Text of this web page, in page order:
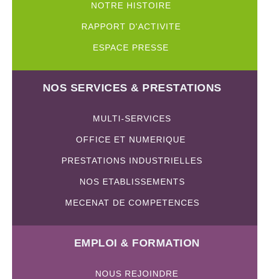
NOTRE HISTOIRE
RAPPORT D'ACTIVITE
ESPACE PRESSE
NOS SERVICES & PRESTATIONS
MULTI-SERVICES
OFFICE ET NUMERIQUE
PRESTATIONS INDUSTRIELLES
NOS ETABLISSEMENTS
MECENAT DE COMPETENCES
EMPLOI & FORMATION
NOUS REJOINDRE